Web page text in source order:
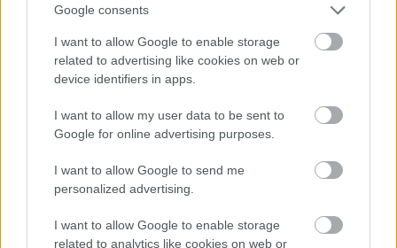
Google consents
I want to allow Google to enable storage
related to advertising like cookies on web or
device identifiers in apps.
I want to allow my user data to be sent to
Google for online advertising purposes.
I want to allow Google to send me
personalized advertising.
I want to allow Google to enable storage
related to analytics like cookies on web or
A zenei világon kívül megismerhetünk egy másik
univerzumot is, a korabeli feltörekvő pénzemberekét
is, akik rengeteget nyertek a kiegyezés utáni
fejlődéssel és építkezésekkel. Így fordulhatott elő,
hogy egyszerű pincér, Relli hihetetlen szerencse,
józan ész és nem kevés számítás és alakoskodás
következtében a történet végére báró lesz, nem is
akárhogy. Különös az ellentét ezen szereplő és Erkel
között, hiszen Rellinek nem volt kivételes zenei
tehetsége, nem tudott komponálni, nem volt jó és
jó néhány ember akkoriban. Rellinek köszönhetően